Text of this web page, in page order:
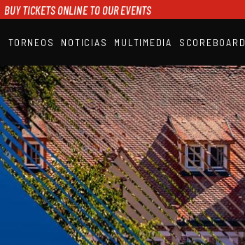
BUY TICKETS ONLINE TO OUR EVENTS
TORNEOS NOTICIAS MULTIMEDIA SCOREBOARD
A1PADEL
RANKING
CALENDARIO
TORNEOS
NOTICIAS
MULTIMEDIA
SCOREBOARD
STREAMING